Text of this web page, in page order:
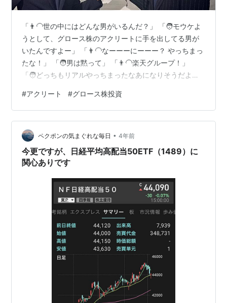
「👨‍🦲世の中にはどんな男がいるんだ？」 「🧑モウケよ
うとして、グロース株のアクリートに手を出してる男が
いたんですよー」 「👨‍🦲なーーーにーーー？ やっちまっ
たな！」 「🧑男は黙って」 「👨‍🦲楽天グループ！」
「🧑どっちもリアルやっちまったなあになりそうだよー
日は久々に保有株考察シリーズです。
#アクリート #グロース株投資
ペクポンの気まぐれな毎日 • 4年前
今更ですが、日経平均高配当50ETF（1489）に
関心ありです